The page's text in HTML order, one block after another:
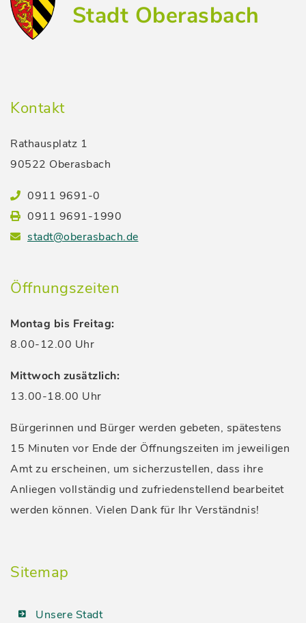
Stadt Oberasbach
Kontakt
Rathausplatz 1
90522 Oberasbach
0911 9691-0
0911 9691-1990
stadt@oberasbach.de
Öffnungszeiten
Montag bis Freitag:
8.00-12.00 Uhr
Mittwoch zusätzlich:
13.00-18.00 Uhr
Bürgerinnen und Bürger werden gebeten, spätestens
15 Minuten vor Ende der Öffnungszeiten im jeweiligen
Amt zu erscheinen, um sicherzustellen, dass ihre
Anliegen vollständig und zufriedenstellend bearbeitet
werden können. Vielen Dank für Ihr Verständnis!
Sitemap
Unsere Stadt